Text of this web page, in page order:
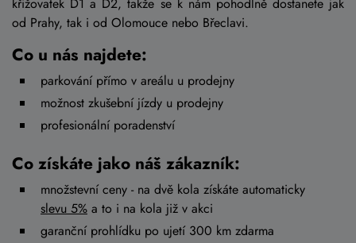
křižovatek D1 a D2, takže se k nám pohodlně dostanete jak
od Prahy, tak i od Olomouce nebo Břeclavi.
Co u nás najdete:
parkování přímo v areálu u prodejny
možnost zkušební jízdy u prodejny
profesionální poradenství
Co získáte jako náš zákazník:
množstevní ceny - na dvě kola získáte automaticky
slevu 5% a to i na kola již v akci
garanční prohlídku po ujetí 300 km zdarma